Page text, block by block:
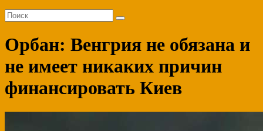
Орбан: Венгрия не обязана и
не имеет никаких причин
финансировать Киев